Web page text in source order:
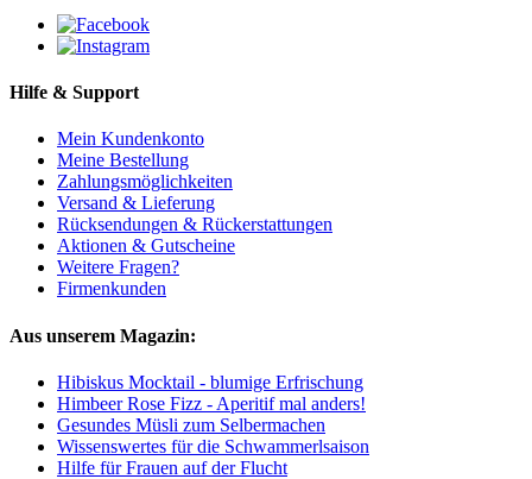
Hilfe & Support
Mein Kundenkonto
Meine Bestellung
Zahlungsmöglichkeiten
Versand & Lieferung
Rücksendungen & Rückerstattungen
Aktionen & Gutscheine
Weitere Fragen?
Firmenkunden
Aus unserem Magazin:
Hibiskus Mocktail - blumige Erfrischung
Himbeer Rose Fizz - Aperitif mal anders!
Gesundes Müsli zum Selbermachen
Wissenswertes für die Schwammerlsaison
Hilfe für Frauen auf der Flucht